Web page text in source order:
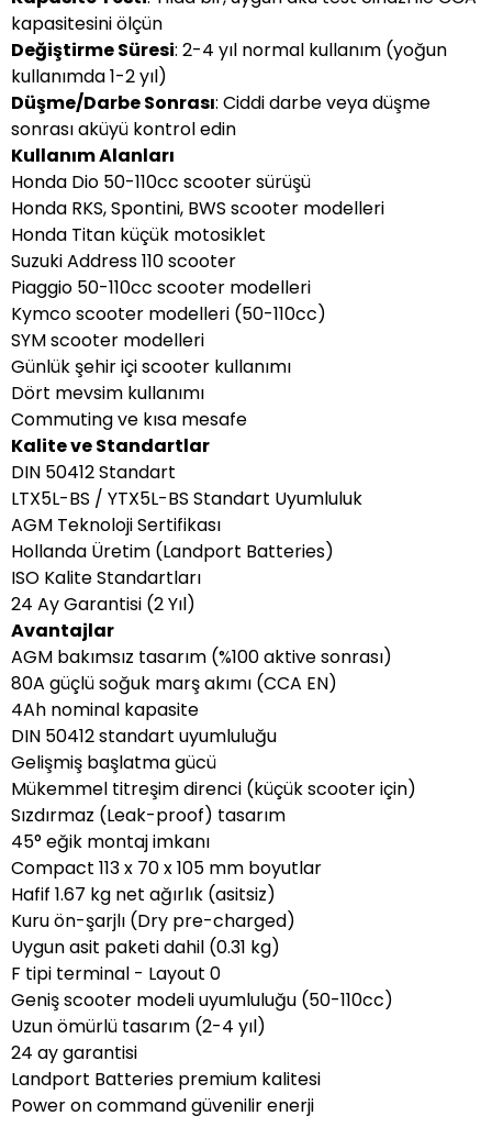
kapasitesini ölçün
Değiştirme Süresi: 2-4 yıl normal kullanım (yoğun
kullanımda 1-2 yıl)
Düşme/Darbe Sonrası: Ciddi darbe veya düşme
sonrası aküyü kontrol edin
Kullanım Alanları
Honda Dio 50-110cc scooter sürüşü
Honda RKS, Spontini, BWS scooter modelleri
Honda Titan küçük motosiklet
Suzuki Address 110 scooter
Piaggio 50-110cc scooter modelleri
Kymco scooter modelleri (50-110cc)
SYM scooter modelleri
Günlük şehir içi scooter kullanımı
Dört mevsim kullanımı
Commuting ve kısa mesafe
Kalite ve Standartlar
DIN 50412 Standart
LTX5L-BS / YTX5L-BS Standart Uyumluluk
AGM Teknoloji Sertifikası
Hollanda Üretim (Landport Batteries)
ISO Kalite Standartları
24 Ay Garantisi (2 Yıl)
Avantajlar
AGM bakımsız tasarım (%100 aktive sonrası)
80A güçlü soğuk marş akımı (CCA EN)
4Ah nominal kapasite
DIN 50412 standart uyumluluğu
Gelişmiş başlatma gücü
Mükemmel titreşim direnci (küçük scooter için)
Sızdırmaz (Leak-proof) tasarım
45° eğik montaj imkanı
Compact 113 x 70 x 105 mm boyutlar
Hafif 1.67 kg net ağırlık (asitsiz)
Kuru ön-şarjlı (Dry pre-charged)
Uygun asit paketi dahil (0.31 kg)
F tipi terminal - Layout 0
Geniş scooter modeli uyumluluğu (50-110cc)
Uzun ömürlü tasarım (2-4 yıl)
24 ay garantisi
Landport Batteries premium kalitesi
Power on command güvenilir enerji